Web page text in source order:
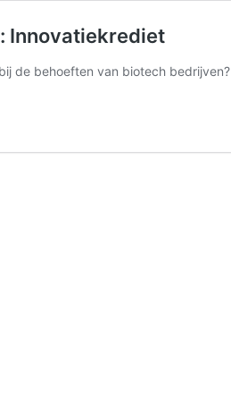
Innovatiekrediet
de behoeften van biotech bedrijven?